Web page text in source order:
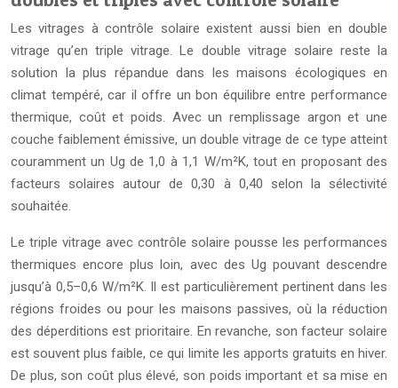
Les vitrages à contrôle solaire existent aussi bien en double
vitrage qu’en triple vitrage. Le double vitrage solaire reste la
solution la plus répandue dans les maisons écologiques en
climat tempéré, car il offre un bon équilibre entre performance
thermique, coût et poids. Avec un remplissage argon et une
couche faiblement émissive, un double vitrage de ce type atteint
couramment un Ug de 1,0 à 1,1 W/m²K, tout en proposant des
facteurs solaires autour de 0,30 à 0,40 selon la sélectivité
souhaitée.
Le triple vitrage avec contrôle solaire pousse les performances
thermiques encore plus loin, avec des Ug pouvant descendre
jusqu’à 0,5–0,6 W/m²K. Il est particulièrement pertinent dans les
régions froides ou pour les maisons passives, où la réduction
des déperditions est prioritaire. En revanche, son facteur solaire
est souvent plus faible, ce qui limite les apports gratuits en hiver.
De plus, son coût plus élevé, son poids important et sa mise en